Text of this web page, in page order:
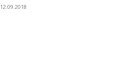
12.09.2018